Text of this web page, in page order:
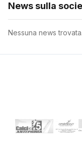
News sulla
Nessuna news trovata.